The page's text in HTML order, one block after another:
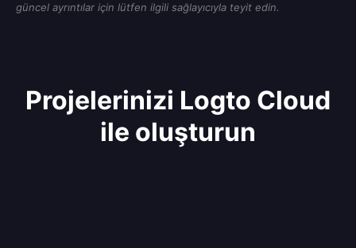
güncel ayrıntılar için lütfen ilgili sağlayıcıyla teyit edin.
Projelerinizi Logto Cloud
ile oluşturun